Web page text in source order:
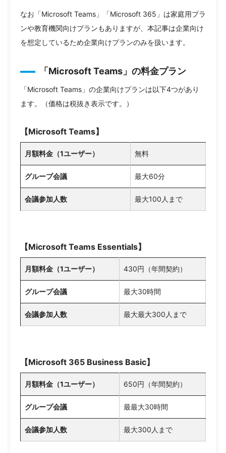
なお「Microsoft Teams」「Microsoft 365」は家庭用プラ
ンや教育機関向けプランもありますが、本記事は企業向け
を想定しているため企業向けプランのみを扱います。
「Microsoft Teams」の料金プラン
「Microsoft Teams」の企業向けプランは以下4つがあり
ます。（価格は税抜き表示です。）
【Microsoft Teams】
月額料金（1ユーザー） 無料
グループ会議 最大60分
会議参加人数 最大100人まで
【Microsoft Teams Essentials】
月額料金（1ユーザー） 430円（年間契約）
グループ会議 最大30時間
会議参加人数 最大最大300人まで
【Microsoft 365 Business Basic】
月額料金（1ユーザー） 650円（年間契約）
グループ会議 最最大30時間
会議参加人数 最大300人まで